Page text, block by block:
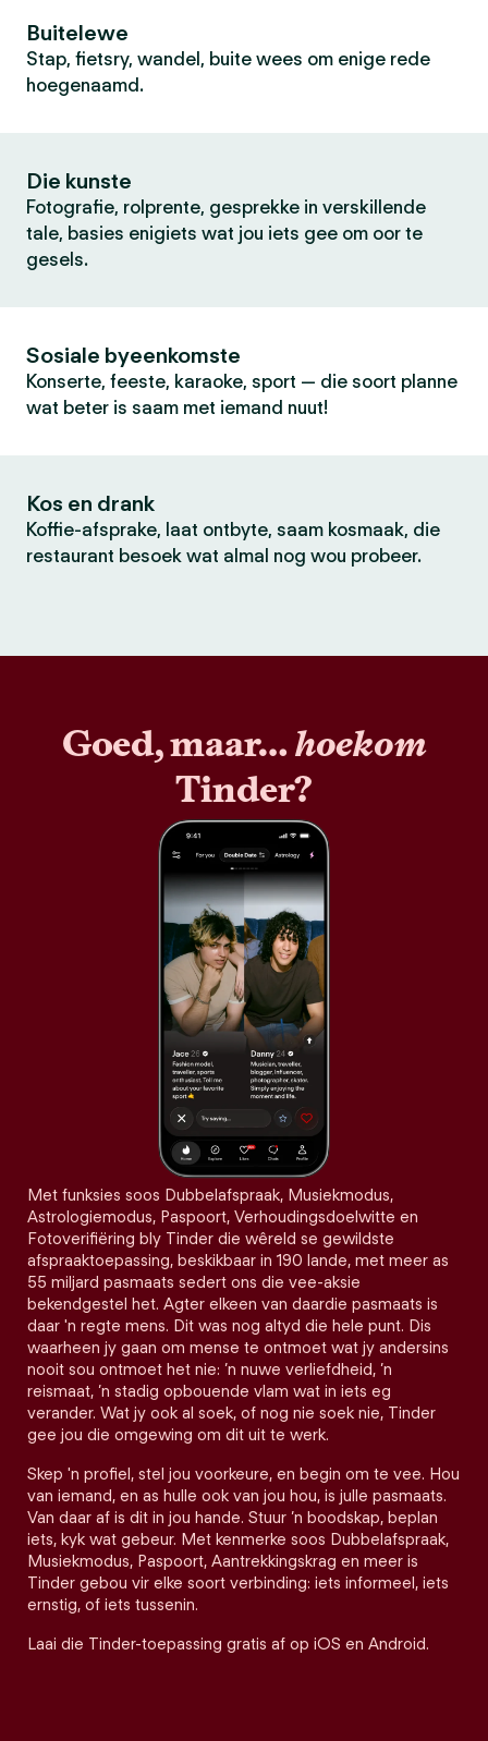
Buitelewe
Stap, fietsry, wandel, buite wees om enige rede
hoegenaamd.
Die kunste
Fotografie, rolprente, gesprekke in verskillende
tale, basies enigiets wat jou iets gee om oor te
gesels.
Sosiale byeenkomste
Konserte, feeste, karaoke, sport — die soort planne
wat beter is saam met iemand nuut!
Kos en drank
Koffie-afsprake, laat ontbyte, saam kosmaak, die
restaurant besoek wat almal nog wou probeer.
Goed, maar…hoekom
Tinder?
Met funksies soos Dubbelafspraak, Musiekmodus,
Astrologiemodus, Paspoort, Verhoudingsdoelwitte en
Fotoverifiëring bly Tinder die wêreld se gewildste
afspraaktoepassing, beskikbaar in 190 lande, met meer as
55 miljard pasmaats sedert ons die vee-aksie
bekendgestel het. Agter elkeen van daardie pasmaats is
daar 'n regte mens. Dit was nog altyd die hele punt. Dis
waarheen jy gaan om mense te ontmoet wat jy andersins
nooit sou ontmoet het nie: ’n nuwe verliefdheid, ’n
reismaat, ’n stadig opbouende vlam wat in iets eg
verander. Wat jy ook al soek, of nog nie soek nie, Tinder
gee jou die omgewing om dit uit te werk.
Skep 'n profiel, stel jou voorkeure, en begin om te vee. Hou
van iemand, en as hulle ook van jou hou, is julle pasmaats.
Van daar af is dit in jou hande. Stuur ’n boodskap, beplan
iets, kyk wat gebeur. Met kenmerke soos Dubbelafspraak,
Musiekmodus, Paspoort, Aantrekkingskrag en meer is
Tinder gebou vir elke soort verbinding: iets informeel, iets
ernstig, of iets tussenin.
Laai die Tinder-toepassing gratis af op iOS en Android.